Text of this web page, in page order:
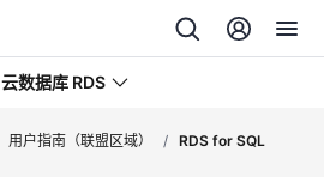
云数据库 RDS
用户指南（联盟区域） / RDS for SQL